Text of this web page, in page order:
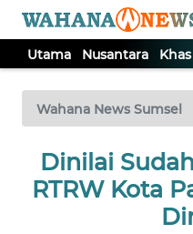
Utama Nusantara Khas
Wahana News Sumsel
Dinilai
RTRW Kota
TV
Tutup
UTAMA